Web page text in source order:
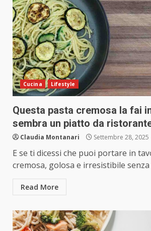
Cucina Lifestyle
Questa pasta cremosa la fai
sembra un piatto da
Claudia Montanari Settembre 28, 2025
E se ti dicessi che puoi portare in
cremosa, golosa e irresistibile senza
Read More